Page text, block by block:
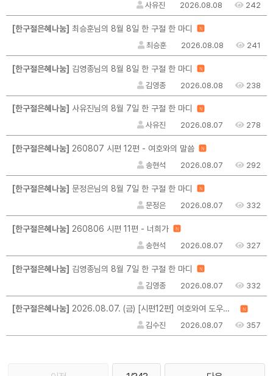
사유진 2026.08.08 242
[한구절은혜나눔] 최승훈님의 8월 8일 한 구절 한 마디 N
최승훈 2026.08.08 241
[한구절은혜나눔] 김영종님의 8월 8일 한 구절 한 마디 N
김영종 2026.08.08 238
[한구절은혜나눔] 사유진님의 8월 7일 한 구절 한 마디 N
사유진 2026.08.07 278
[한구절은혜나눔] 260807 시편 12편 - 여호와의 말씀 N
송현석 2026.08.07 292
[한구절은혜나눔] 문정은님의 8월 7일 한 구절 한 마디 N
문정은 2026.08.07 332
[한구절은혜나눔] 260806 시편 11편 - 너희가 N
송현석 2026.08.07 327
[한구절은혜나눔] 김영종님의 8월 7일 한 구절 한 마디 N
김영종 2026.08.07 332
[한구절은혜나눔] 2026.08.07. (금) [시편12편] 여호와여 도우소서 / 그 말씀이 나를 일으키십니다 N
김수진 2026.08.07 357